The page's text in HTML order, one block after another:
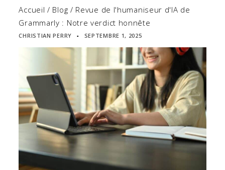
Accueil / Blog / Revue de l'humaniseur d'IA de
Grammarly : Notre verdict honnête
CHRISTIAN PERRY ▪ SEPTEMBRE 1, 2025